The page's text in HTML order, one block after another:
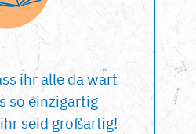
ihr alle da wart
so einzigartig
seid großartig!